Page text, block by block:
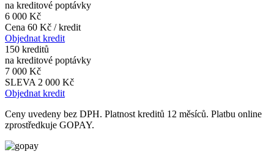
na kreditové poptávky
6 000 Kč
Cena 60 Kč / kredit
Objednat kredit
150 kreditů
na kreditové poptávky
7 000 Kč
SLEVA 2 000 Kč
Objednat kredit
Ceny uvedeny bez DPH. Platnost kreditů 12 měsíců. Platbu online
zprostředkuje GOPAY.